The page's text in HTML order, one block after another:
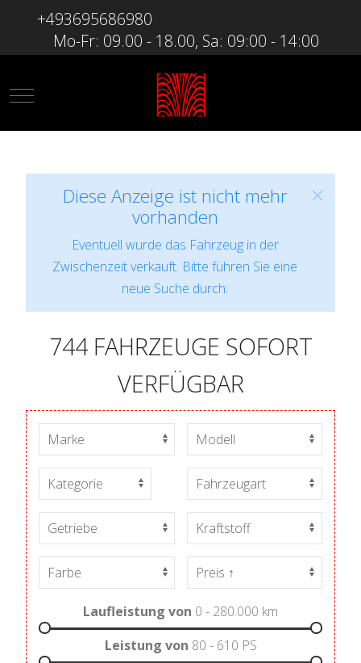
+493695686980
Mo-Fr: 09.00 - 18.00, Sa: 09:00 - 14:00
Mobile Menu Toggle
Diese Anzeige ist nicht mehr
vorhanden
Eventuell wurde das Fahrzeug in der
Zwischenzeit verkauft. Bitte führen Sie eine
neue Suche durch:
744 FAHRZEUGE SOFORT
VERFÜGBAR
Laufleistung von 0 - 280.000 km
Leistung von 80 - 610 PS